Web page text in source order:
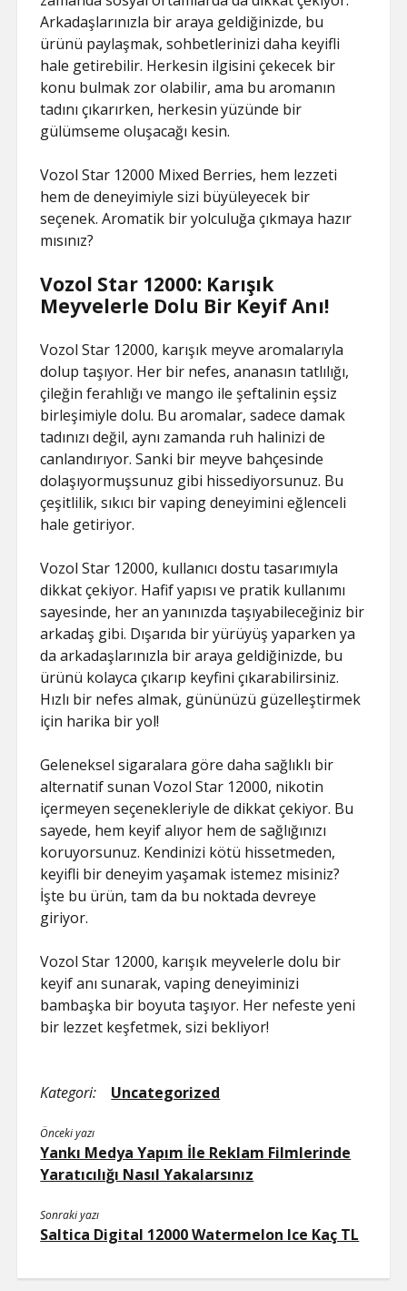
Arkadaşlarınızla bir araya geldiğinizde, bu
ürünü paylaşmak, sohbetlerinizi daha keyifli
hale getirebilir. Herkesin ilgisini çekecek bir
konu bulmak zor olabilir, ama bu aromanın
tadını çıkarırken, herkesin yüzünde bir
gülümseme oluşacağı kesin.
Vozol Star 12000 Mixed Berries, hem lezzeti
hem de deneyimiyle sizi büyüleyecek bir
seçenek. Aromatik bir yolculuğa çıkmaya hazır
mısınız?
Vozol Star 12000: Karışık
Meyvelerle Dolu Bir Keyif Anı!
Vozol Star 12000, karışık meyve aromalarıyla
dolup taşıyor. Her bir nefes, ananasın tatlılığı,
çileğin ferahlığı ve mango ile şeftalinin eşsiz
birleşimiyle dolu. Bu aromalar, sadece damak
tadınızı değil, aynı zamanda ruh halinizi de
canlandırıyor. Sanki bir meyve bahçesinde
dolaşıyormuşsunuz gibi hissediyorsunuz. Bu
çeşitlilik, sıkıcı bir vaping deneyimini eğlenceli
hale getiriyor.
Vozol Star 12000, kullanıcı dostu tasarımıyla
dikkat çekiyor. Hafif yapısı ve pratik kullanımı
sayesinde, her an yanınızda taşıyabileceğiniz bir
arkadaş gibi. Dışarıda bir yürüyüş yaparken ya
da arkadaşlarınızla bir araya geldiğinizde, bu
ürünü kolayca çıkarıp keyfini çıkarabilirsiniz.
Hızlı bir nefes almak, gününüzü güzelleştirmek
için harika bir yol!
Geleneksel sigaralara göre daha sağlıklı bir
alternatif sunan Vozol Star 12000, nikotin
içermeyen seçenekleriyle de dikkat çekiyor. Bu
sayede, hem keyif alıyor hem de sağlığınızı
koruyorsunuz. Kendinizi kötü hissetmeden,
keyifli bir deneyim yaşamak istemez misiniz?
İşte bu ürün, tam da bu noktada devreye
giriyor.
Vozol Star 12000, karışık meyvelerle dolu bir
keyif anı sunarak, vaping deneyiminizi
bambaşka bir boyuta taşıyor. Her nefeste yeni
bir lezzet keşfetmek, sizi bekliyor!
Kategori: Uncategorized
Önceki yazı
Yankı Medya Yapım İle Reklam Filmlerinde
Yaratıcılığı Nasıl Yakalarsınız
Sonraki yazı
Saltica Digital 12000 Watermelon Ice Kaç TL